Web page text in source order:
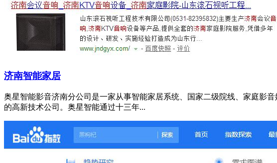
济南智能家居
奥星智能影音济南分公司是一家从事智能家居系统、国家二级院线、家庭影
的高新技术公司。奥星智能通过十三年...